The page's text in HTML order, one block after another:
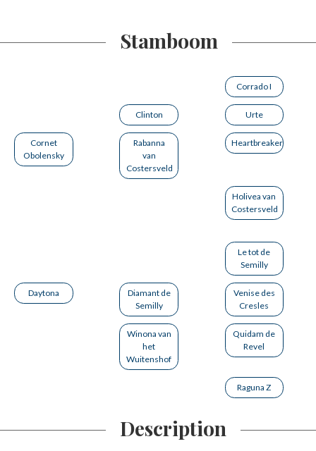
Stamboom
Corrado I
Clinton Urte
Cornet
Obolensky
Rabanna
van
Costersveld
Heartbreaker
Holivea van
Costersveld
Le tot de
Semilly
Daytona
Diamant de
Semilly
Venise des
Cresles
Winona van
het
Wuitenshof
Quidam de
Revel
Raguna Z
Description